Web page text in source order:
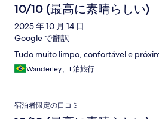
10/10 (最高に素晴らしい)
2025 年 10 月 14 日
Google で翻訳
Tudo muito limpo, confortável e
Wanderley、1 泊旅行
宿泊者限定の口コミ